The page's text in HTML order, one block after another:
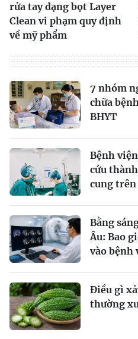
rửa tay dạng bọt Layer
Clean vi phạm quy định
về mỹ phẩm
7 nhóm
chữa
BHYT
Bệnh
cứu
cung trên
Bằng
Âu: Bao
vào bệnh
Điều gì
thường